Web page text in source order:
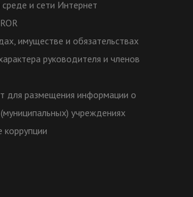
и сети Интернет
имуществе и обязательствах
руководителя и членов
для размещения информации о
учреждениях
коррупции